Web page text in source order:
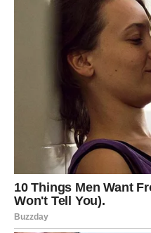
Reči koje izgovoriš sada
RAK – Emocije
Rak ulazi u emotivno vrlo
dana mogu doneti
suze,
emocije se bude, naročito
sigurnost i prošle ljubavi.
Ako si u vezi, važno je da
možda ne zna koliko ti je
iznenaditi koliko te neko